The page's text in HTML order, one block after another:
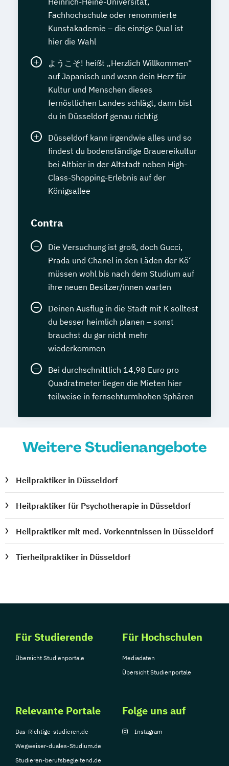
Fachhochschule oder renommierte
Kunstakademie – die einzige Qual ist
hier die Wahl
ようこそ! heißt „Herzlich Willkommen“
auf Japanisch und wenn dein Herz für
Kultur und Menschen dieses
fernöstlichen Landes schlägt, dann bist
du in Düsseldorf genau richtig
Düsseldorf kann irgendwie alles und so
findest du bodenständige Brauereikultur
bei Altbier in der Altstadt neben High-
Class-Shopping-Erlebnis auf der
Königsallee
Contra
Die Versuchung ist groß, doch Gucci,
Prada und Chanel in den Läden der Kö‘
müssen wohl bis nach dem Studium auf
ihre neuen Besitzer/innen warten
Deinen Ausflug in die Stadt mit K solltest
du besser heimlich planen – sonst
brauchst du gar nicht mehr
wiederkommen
Bei durchschnittlich 14,98 Euro pro
Quadratmeter liegen die Mieten hier
teilweise in fernsehturmhohen Sphären
Weitere Studienangebote
Heilpraktiker in Düsseldorf
Heilpraktiker für Psychotherapie in Düsseldorf
Heilpraktiker mit med. Vorkenntnissen in Düsseldorf
Tierheilpraktiker in Düsseldorf
Für Studierende
Übersicht Studienportale
Für Hochschulen
Mediadaten
Übersicht Studienportale
Relevante Portale
Das-Richtige-studieren.de
Wegweiser-duales-Studium.de
Studieren-berufsbegleitend.de
Folge uns auf
Instagram